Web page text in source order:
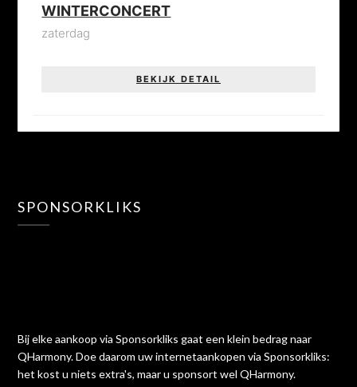
WINTERCONCERT
zaterdag
BEKIJK DETAIL
SPONSORKLIKS
Bij elke aankoop via Sponsorkliks gaat een klein bedrag naar
QHarmony. Doe daarom uw internetaankopen via Sponsorkliks:
het kost u niets extra's, maar u sponsort wel QHarmony.